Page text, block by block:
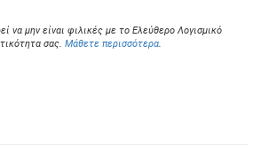
να μην είναι φιλικές με το Ελεύθερο Λογισμικό
σας.Μάθετε περισσότερα.